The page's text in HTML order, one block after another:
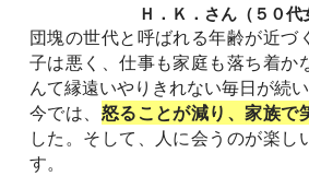
Ｈ．Ｋ．さん（５０代
団塊の世代と呼ばれる年齢が近づ
子は悪く、仕事も家庭も落ち着か
んて縁遠いやりきれない毎日が続い
今では、 怒ることが減り、家族で
した。そして、人に会うのが楽し
す。